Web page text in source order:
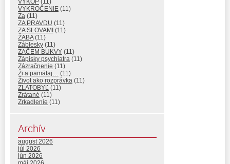
VÝKOP (11)
VYKROČENIE (11)
Za (11)
ZA PRAVDU (11)
ZA SLOVAMI (11)
ŽABA(11)
Záblesky (11)
ZAČEM BUKVY (11)
Zápisky psychiatra (11)
Zázračnenie (11)
Ži a pamätaj… (11)
Život ako rozprávka (11)
ZLATOBYĽ (11)
Zrátané (11)
Zrkadlenie (11)
Archív
august 2026
júl 2026
jún 2026